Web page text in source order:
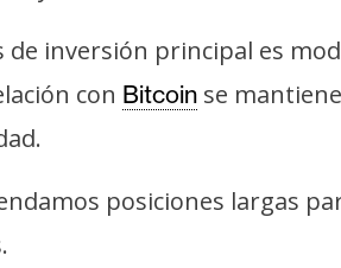
de inversión principal es
con Bitcoin se
posiciones largas